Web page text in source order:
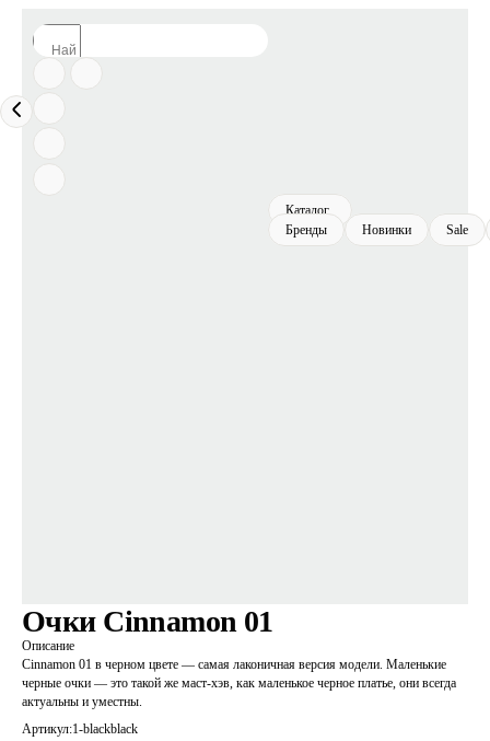
Каталог
Бренды
Новинки Sale
Очки Cinnamon 01
Описание
Cinnamon 01 в черном цвете — самая лаконичная версия модели. Маленькие
черные очки — это такой же маст-хэв, как маленькое черное платье, они всегда
актуальны и уместны.
Артикул:1-blackblack